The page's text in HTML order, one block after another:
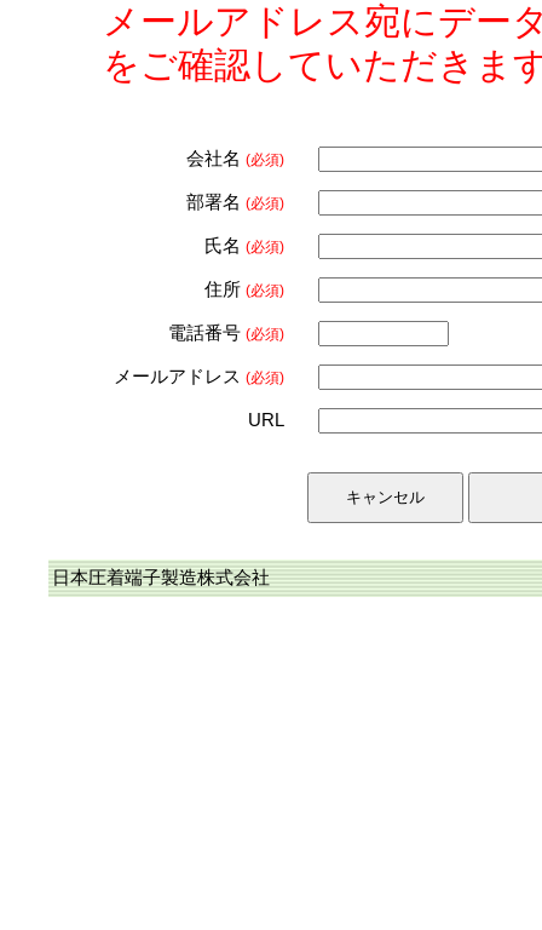
メールアドレス宛にデー
をご確認していただきま
会社名 (必須)
部署名 (必須)
氏名 (必須)
住所 (必須)
電話番号 (必須)
メールアドレス (必須)
URL
日本圧着端子製造株式会社